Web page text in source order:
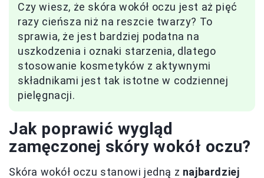
Czy wiesz, że skóra wokół oczu jest aż pięć
razy cieńsza niż na reszcie twarzy? To
sprawia, że jest bardziej podatna na
uszkodzenia i oznaki starzenia, dlatego
stosowanie kosmetyków z aktywnymi
składnikami jest tak istotne w codziennej
pielęgnacji.
Jak poprawić wygląd
zamęczonej skóry wokół oczu?
Skóra wokół oczu stanowi jedną z najbardziej